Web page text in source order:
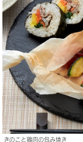
きのこと鶏肉の包み焼き